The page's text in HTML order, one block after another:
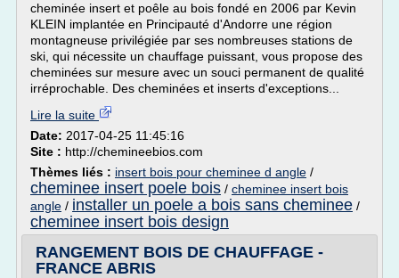
cheminée insert et poêle au bois fondé en 2006 par Kevin
KLEIN implantée en Principauté d'Andorre une région
montagneuse privilégiée par ses nombreuses stations de
ski, qui nécessite un chauffage puissant, vous propose des
cheminées sur mesure avec un souci permanent de qualité
irréprochable. Des cheminées et inserts d'exceptions...
Lire la suite
Date: 2017-04-25 11:45:16
Site : http://chemineebios.com
Thèmes liés : insert bois pour cheminee d angle /
cheminee insert poele bois / cheminee insert bois
angle / installer un poele a bois sans cheminee /
cheminee insert bois design
RANGEMENT BOIS DE CHAUFFAGE -
FRANCE ABRIS